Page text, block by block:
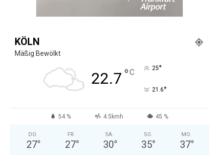
KÖLN
Mäßig Bewölkt
22.7 °C 25°
21.6°
54 % 4.5kmh 45 %
DO.
27°
FR.
27°
SA.
30°
SO.
35°
MO.
37°